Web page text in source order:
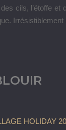
cils, l’étoffe et
Irrésistiblement